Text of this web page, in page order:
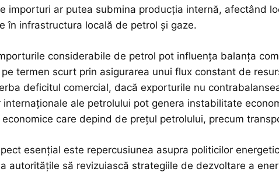
importuri ar putea submina producția internă, afectând
în infrastructura locală de petrol și gaze.
considerabile de petrol pot influența balanța
termen scurt prin asigurarea unui flux constant de
deficitul comercial, dacă exporturile nu
internaționale ale petrolului pot genera instabilitate
care depind de prețul petrolului, precum
esențial este repercusiunea asupra politicilor
autoritățile să revizuiască strategiile de dezvoltare a